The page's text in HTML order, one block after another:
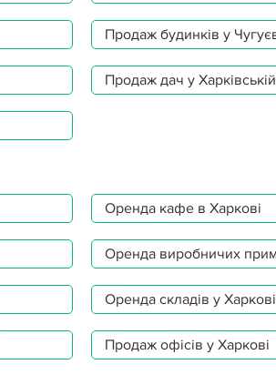
Продаж будинків у
Продаж дач у Харківській
Оренда кафе в Харкові
Оренда виробничих
Оренда складів у Харкові
Продаж офісів у Харкові